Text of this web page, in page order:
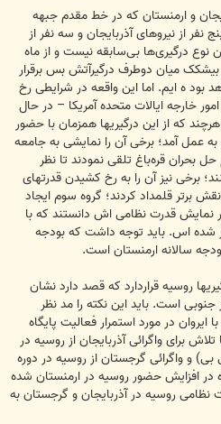
و ارمنستان که در خط مقدم جبهه
از نیروهای آذربایجان و سه نفر از
نوع درگیری‌ها بی‌سابقه نیست و از ماه
بیشکک میان دوطرف درگیرآتش بس برقرار
بود ه ایم. اما این واقعه در شرایطی رخ
خارجه ایالات متحده آمریکا – در حال
که از این درگیریها همزمان با حضور
عمل آمد؛ برخی آن را نمایشی به جامعه
بحران قره‌باغ تلقی نمودند تا نظر
برخی نیز آن را به رخ کشیدن قدرتهای
برتر قلمداد کردند؛ گروه سوم ایجاد
نمایش قدرت نظامی اش دانستند که با
شده اس. باید توجه داشت که بودجه
سالانه ارمنستان است.
روسیه قراردارد که قصد دارد نشان
است. باید این نکته را مد نظر
49 ساله ای با ایروان در مورد استمرار فعالیت پایگاه
برای واگرائی آذربایجان از روسیه در
و واگرائی گرجستان از روسیه در دوره
افزایش حضور روسیه در ارمنستان شده
نظامی روسیه در آذربایجان و گرجستان به